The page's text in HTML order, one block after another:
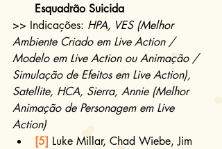
Esquadrão Suicida
>> Indicações: HPA, VES (Melhor
Ambiente Criado em Live Action /
Modelo em Live Action ou Animação /
Simulação de Efeitos em Live Action),
Satellite, HCA, Sierra, Annie (Melhor
Animação de Personagem em Live
Action)
[5] Luke Millar, Chad Wiebe, Jim